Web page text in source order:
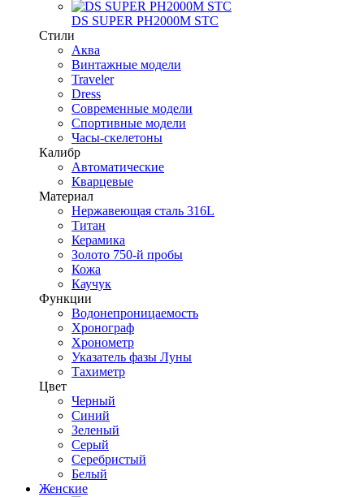
DS SUPER PH2000M STC
Стили
Аква
Винтажные модели
Traveler
Dress
Современные модели
Спортивные модели
Часы-скелетоны
Калибр
Автоматические
Кварцевые
Материал
Нержавеющая сталь 316L
Титан
Керамика
Золото 750-й пробы
Кожа
Каучук
Функции
Водонепроницаемость
Хронограф
Хронометр
Указатель фазы Луны
Тахиметр
Цвет
Черный
Синий
Зеленый
Серый
Серебристый
Белый
Женские